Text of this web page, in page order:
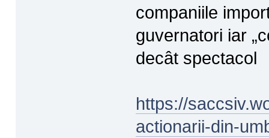
companiile
guvernatori iar
decât spectacol
https://
actionarii-din-